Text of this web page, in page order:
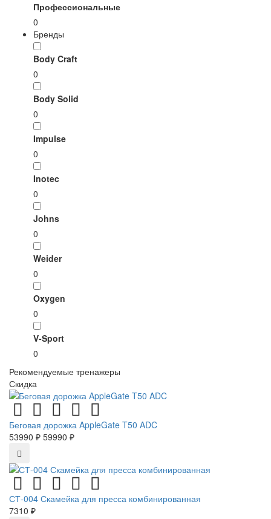
Профессиональные
0
Бренды
Body Craft
0
Body Solid
0
Impulse
0
Inotec
0
Johns
0
Weider
0
Oxygen
0
V-Sport
0
Рекомендуемые тренажеры
Скидка
Беговая дорожка AppleGate T50 ADC
53990 ₽ 59990 ₽
СТ-004 Скамейка для пресса комбинированная
7310 ₽